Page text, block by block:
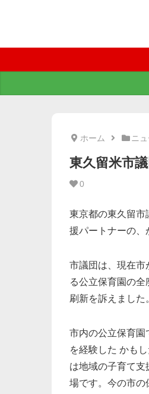
ホーム ニ
東久留米市
0
東京都の東久留市
援パートナーの、
市議団は、現在市
る公立保育園の
刷新を訴えました
市内の公立保育園
を経験した かも
は地域の子育て支
場です。今の市の